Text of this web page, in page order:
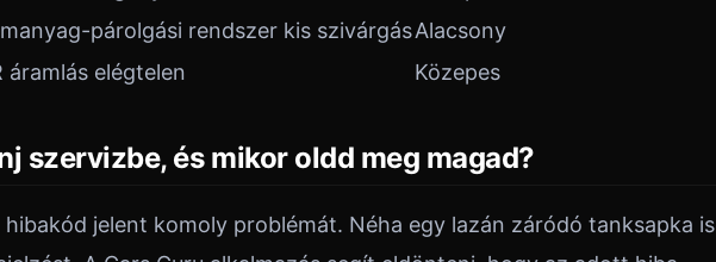
párolgási rendszer kis szivárgásAlacsony
áramlás elégtelen Közepes
szervizbe, és mikor oldd meg magad?
hibakód jelent komoly problémát. Néha egy lazán záródó tanksapka is